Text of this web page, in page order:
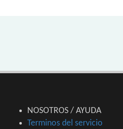
NOSOTROS / AYUDA
Terminos del servicio